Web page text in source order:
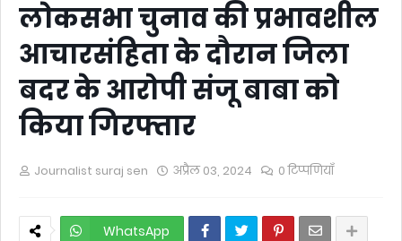
लोकसभा चुनाव की प्रभावशील
आचारसंहिता के दौरान जिला
बदर के आरोपी संजू बाबा को
किया गिरफ्तार
Journalist suraj sen अप्रैल 03, 2024 0 टिप्पणियाँ
WhatsApp